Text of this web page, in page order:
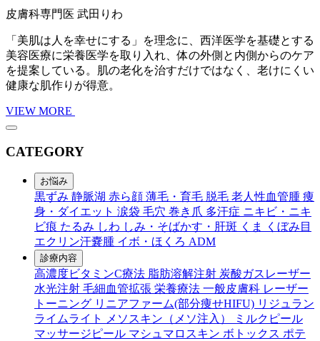
皮膚科専門医 武田りわ
「美肌は人を幸せにする」を理念に、西洋医学を基礎とする
美容医療に栄養医学を取り入れ、体の外側と内側からのケア
を提案している。肌の老化を治すだけではなく、老けにくい
健康な肌作りが得意。
VIEW MORE
CATEGORY
お悩み
黒ずみ 静脈湖 赤ら顔 薄毛・育毛 脱毛 老人性血管腫 痩
身・ダイエット 涙袋 毛穴 巻き爪 多汗症 ニキビ・ニキ
ビ痕 たるみ しわ しみ・そばかす・肝斑 くま
くぼみ目
エクリン汗嚢腫 イボ・ほくろ ADM
診療内容
高濃度ビタミンC療法 脂肪溶解注射 炭酸ガスレーザー
水光注射 毛細血管拡張 栄養療法 一般皮膚科 レーザー
トーニング リニアファーム(部分痩せHIFU) リジュラン
ライムライト
メソスキン（メソ注入）
ミルクピール
マッサージピール マシュマロスキン ボトックス ポテ